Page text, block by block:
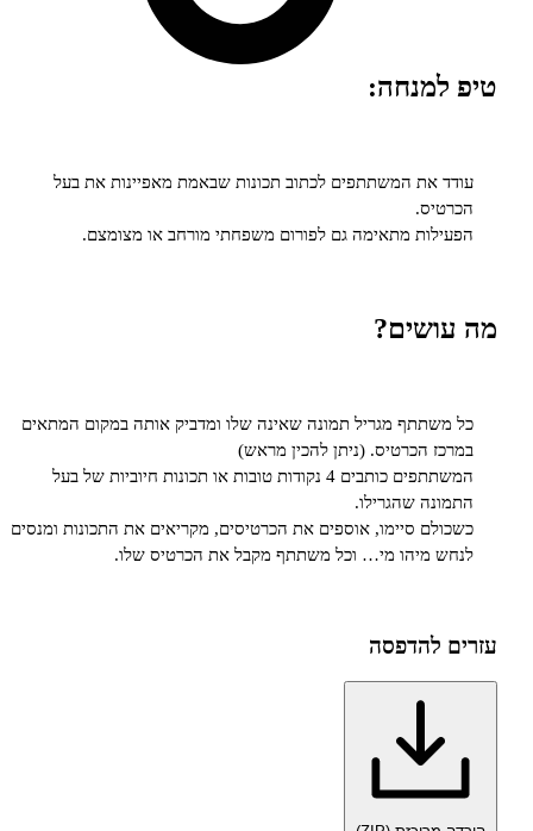
את המשתתפים לכתוב תכונות שבאמת מאפיינות את בעל
מתאימה גם לפורום משפחתי מורחב או מצומצם.
מגריל תמונה שאינה שלו ומדביק אותה במקום המתאים
הכרטיס. (ניתן להכין מראש)
המשתתפים כותבים 4 נקודות טובות או תכונות חיוביות של בעל
שהגרילו.
סיימו, אוספים את הכרטיסים, מקריאים את התכונות ומנסים
מיהו מי… וכל משתתף מקבל את הכרטיס שלו.